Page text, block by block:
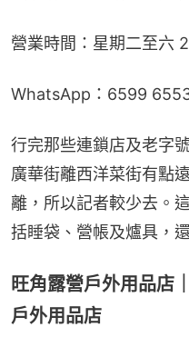
營業時間：星期二至六
WhatsApp：6599
行完那些連鎖店及老字
廣華街離西洋菜街有點
離，所以記者較少去。
括睡袋、營帳及爐具，
旺角露營戶外用品店
戶外用品店